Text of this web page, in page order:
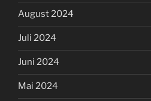
August 2024
Juli 2024
Juni 2024
Mai 2024